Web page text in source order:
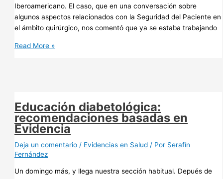
Iberoamericano. El caso, que en una conversación sobre
algunos aspectos relacionados con la Seguridad del Paciente en
el ámbito quirúrgico, nos comentó que ya se estaba trabajando
Seguridad
Read More »
Educación diabetológica:
recomendaciones basadas en
Evidencia
Deja un comentario / Evidencias en Salud / Por Serafín
Fernández
Un domingo más, y llega nuestra sección habitual. Depués de